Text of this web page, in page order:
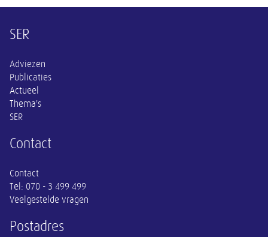
Overige informatie
SER
Adviezen
Publicaties
Actueel
Thema's
SER
Contact
Contact
Tel: 070 - 3 499 499
Veelgestelde vragen
Postadres